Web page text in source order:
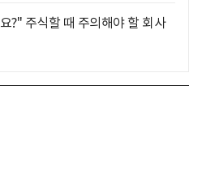
?" 주식할 때 주의해야 할 회사